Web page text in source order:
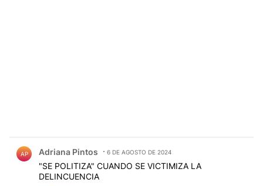
AP Adriana Pintos 6 DE AGOSTO DE 2024
"SE POLITIZA" CUANDO SE VICTIMIZA LA
DELINCUENCIA